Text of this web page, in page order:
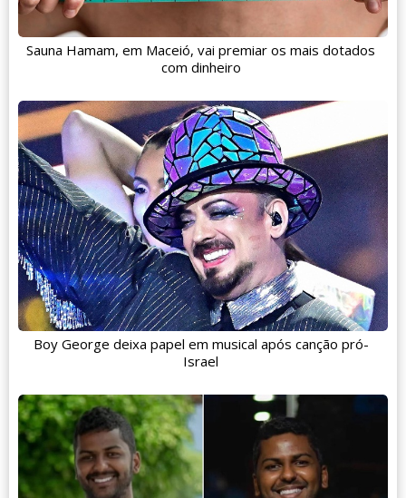
Sauna Hamam, em Maceió, vai premiar os mais dotados
com dinheiro
Boy George deixa papel em musical após canção pró-
Israel